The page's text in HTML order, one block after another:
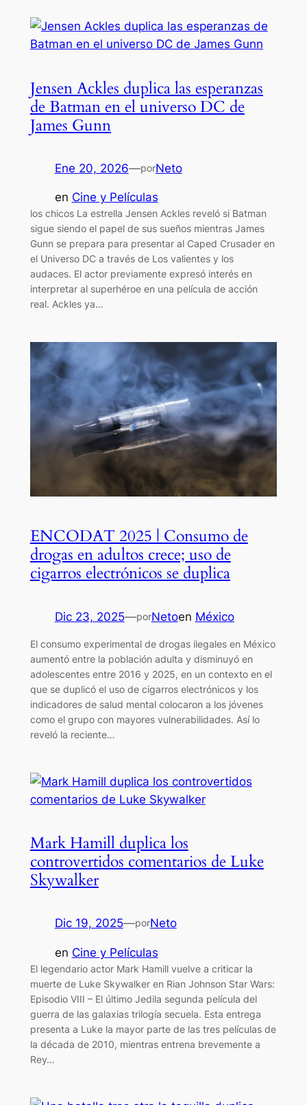
Jensen Ackles duplica las esperanzas
de Batman en el universo DC de
James Gunn
Ene 20, 2026—porNeto
en Cine y Películas
los chicos La estrella Jensen Ackles reveló si Batman
sigue siendo el papel de sus sueños mientras James
Gunn se prepara para presentar al Caped Crusader en
el Universo DC a través de Los valientes y los
audaces. El actor previamente expresó interés en
interpretar al superhéroe en una película de acción
real. Ackles ya…
ENCODAT 2025 | Consumo de
drogas en adultos crece; uso de
cigarros electrónicos se duplica
Dic 23, 2025—porNetoen México
El consumo experimental de drogas ilegales en México
aumentó entre la población adulta y disminuyó en
adolescentes entre 2016 y 2025, en un contexto en el
que se duplicó el uso de cigarros electrónicos y los
indicadores de salud mental colocaron a los jóvenes
como el grupo con mayores vulnerabilidades. Así lo
reveló la reciente…
Mark Hamill duplica los
controvertidos comentarios de Luke
Skywalker
Dic 19, 2025—porNeto
en Cine y Películas
El legendario actor Mark Hamill vuelve a criticar la
muerte de Luke Skywalker en Rian Johnson Star Wars:
Episodio VIII – El último Jedila segunda película del
guerra de las galaxias trilogía secuela. Esta entrega
presenta a Luke la mayor parte de las tres películas de
la década de 2010, mientras entrena brevemente a
Rey…